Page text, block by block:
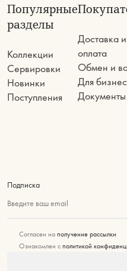
Популярные
разделы
Коллекции
Сервировки
Новинки
Поступления
Доставка и
оплата
Обмен и
Для
Документы
Подписка
Введите ваш email
Согласен на получение рассылки
Ознакомлен с политикой